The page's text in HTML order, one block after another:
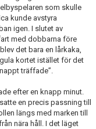
som skulle
kunde avstyra
igen. I slutet av
med dobbarna före
det bara en lårkaka,
kortet istället för det
träffade”.
efter en knapp minut.
en precis passning till
längs med marken till
nära håll. I det läget